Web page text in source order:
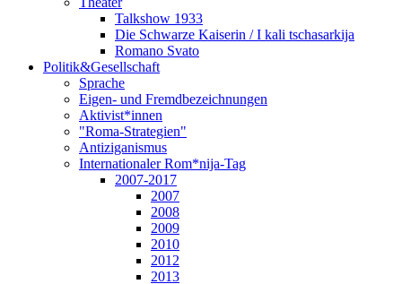
Talkshow 1933
Die Schwarze Kaiserin / I kali tschasarkija
Romano Svato
Politik&Gesellschaft
Sprache
Eigen- und Fremdbezeichnungen
Aktivist*innen
"Roma-Strategien"
Antiziganismus
Internationaler Rom*nija-Tag
2007-2017
2007
2008
2009
2010
2012
2013